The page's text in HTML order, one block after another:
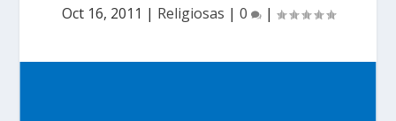
Oct 16, 2011 | Religiosas | 0 |